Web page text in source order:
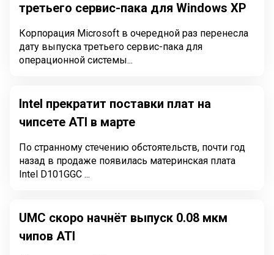
третьего сервис-пака для Windows ХР
Корпорация Microsoft в очередной раз перенесла
дату выпуска третьего сервис-пака для
операционной системы...
Intel прекратит поставки плат на
чипсете ATI в марте
По странному стечению обстоятельств, почти год
назад в продаже появилась материнская плата
Intel D101GGC ...
UMC скоро начнёт выпуск 0.08 мкм
чипов ATI